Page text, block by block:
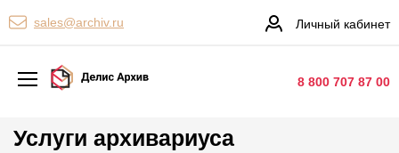
sales@archiv.ru Личный кабинет
8 800 707 87 00
Персональные сервисы
Архивная обработка
Услуги архивариуса